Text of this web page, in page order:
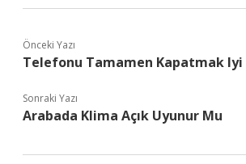
Önceki Yazı
Telefonu Tamamen Kapatmak Iyi
Sonraki Yazı
Arabada Klima Açık Uyunur Mu